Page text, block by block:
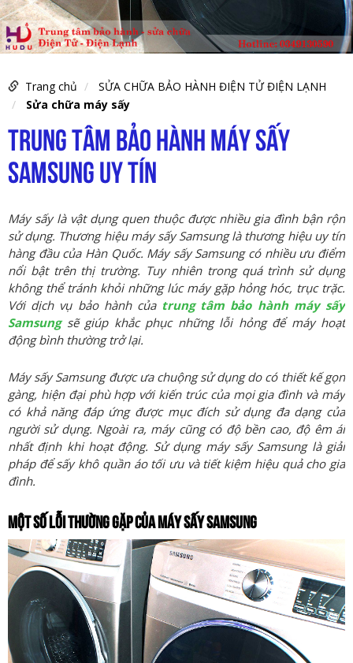
Trang chủ
SỬA CHỮA BẢO HÀNH ĐIỆN TỬ ĐIỆN LẠNH
Sửa chữa máy sấy
TRUNG TÂM BẢO HÀNH MÁY SẤY
SAMSUNG UY TÍN
Máy sấy là vật dụng quen thuộc được nhiều gia đình bận rộn
sử dụng. Thương hiệu máy sấy Samsung là thương hiệu uy tín
hàng đầu của Hàn Quốc. Máy sấy Samsung có nhiều ưu điểm
nổi bật trên thị trường. Tuy nhiên trong quá trình sử dụng
không thể tránh khỏi những lúc máy gặp hỏng hóc, trục trặc.
Với dịch vụ bảo hành của trung tâm bảo hành máy sấy
Samsungsẽ giúp khắc phục những lỗi hỏng để máy hoạt
động bình thường trở lại.
Máy sấy Samsung được ưa chuộng sử dụng do có thiết kế gọn
gàng, hiện đại phù hợp với kiến trúc của mọi gia đình và máy
có khả năng đáp ứng được mục đích sử dụng đa dạng của
người sử dụng. Ngoài ra, máy cũng có độ bền cao, độ êm ái
nhất định khi hoạt động. Sử dụng máy sấy Samsung là giải
pháp để sấy khô quần áo tối ưu và tiết kiệm hiệu quả cho gia
đình.
MỘT SỐ LỖI THƯỜNG GẶP CỦA MÁY SẤY SAMSUNG